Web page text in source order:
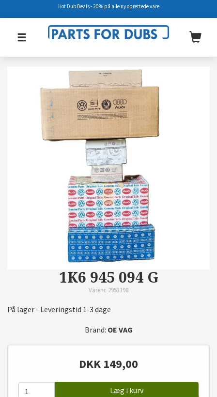
1K6 945 094 G
Varenr. 2953198
På lager - Leveringstid 1-3 dage
Brand: OE VAG
DKK 149,00
Læg i kurv
Hot Dub Deals - 20% på alle ny oprettede vare